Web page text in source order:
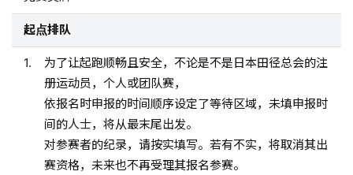
起点排队
为了让起跑顺畅且安全，不论是不是日本田径总会的注
册运动员，个人或团队赛，
依报名时申报的时间顺序设定了等待区域，未填申报时
间的人士，将从最末尾出发。
对参赛者的纪录，请按实填写。若有不实，将取消其出
赛资格，未来也不再受理其报名参赛。